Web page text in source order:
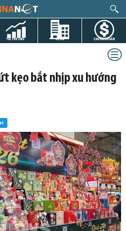
THỊ TRƯỜNG DỰ ÁN CHỨNG KHOÁN
kẹo bắt nhịp xu hướng